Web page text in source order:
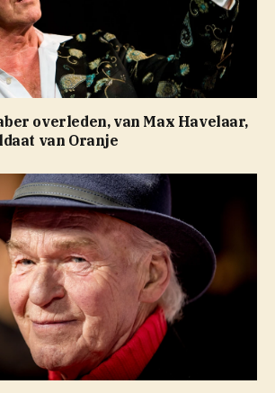
overleden, van Max Havelaar,
van Oranje